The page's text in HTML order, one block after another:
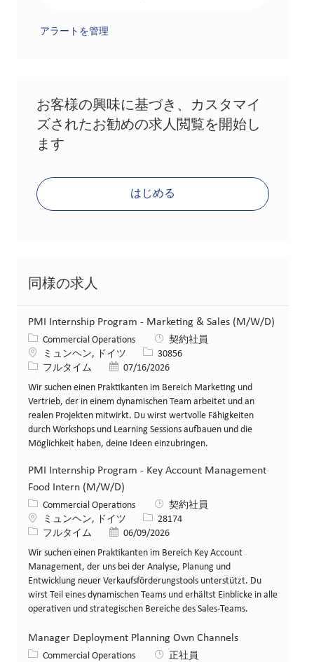
アラートを管理
お客様の興味に基づき、カスタマイ
ズされたお勧めの求人閲覧を開始し
ます
はじめる
同様の求人
PMI Internship Program - Marketing & Sales (M/W/D)
カテゴリー
Commercial Operations
契約社員
場所ミュンヘン, ドイツ 求人ID30856
役職フルタイム 投稿日07/16/2026
Wir suchen einen Praktikanten im Bereich Marketing und
Vertrieb, der in einem dynamischen Team arbeitet und an
realen Projekten mitwirkt. Du wirst wertvolle Fähigkeiten
durch Workshops und Learning Sessions aufbauen und die
Möglichkeit haben, deine Ideen einzubringen.
PMI Internship Program - Key Account Management
Food Intern (M/W/D)
カテゴリー
Commercial Operations
契約社員
場所ミュンヘン, ドイツ 求人ID28174
役職フルタイム 投稿日06/09/2026
Wir suchen einen Praktikanten im Bereich Key Account
Management, der uns bei der Analyse, Planung und
Entwicklung neuer Verkaufsförderungstools unterstützt. Du
wirst Teil eines dynamischen Teams und erhältst Einblicke in alle
operativen und strategischen Bereiche des Sales-Teams.
Manager Deployment Planning Own Channels
カテゴリー
Commercial Operations
正社員